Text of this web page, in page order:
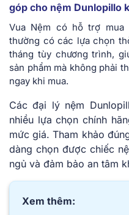
góp cho nệm Dunlopillo
Vua Nệm có hỗ trợ
thường có các lựa chọn
tháng tùy chương trình,
sản phẩm mà không phải
ngay khi mua.
Các đại lý nệm
nhiều lựa chọn chính
mức giá. Tham khảo
dàng chọn được chiếc
ngủ và đảm bảo an tâm
Xem thêm: